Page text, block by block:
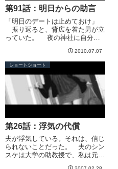
第91話：明日からの助言
「明日のデートは止めておけ」
振り返ると、背広を着た男が立
っていた。 夜の神社に自分ひ
した。そして男の顔を見て、奇妙
な感覚に襲われる。その心象を、
男はズバリ言い当てた。 「きみ
は私を親戚か、"いるはずのな
い...
2010.07.07
ショートショート
第26話：浮気の代償
夫が浮気している。それは、信じ
られないことだった。 夫のシン
スケは大学の助教授で、私は元・